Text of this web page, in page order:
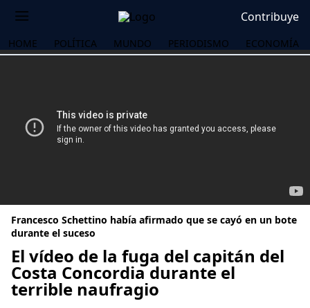
Contribuye
HOME POLÍTICA MUNDO PERIODISMO ECONOMÍA
Francesco Schettino había afirmado que se cayó en un bote
durante el suceso
El vídeo de la fuga del capitán del
Costa Concordia durante el
terrible naufragio